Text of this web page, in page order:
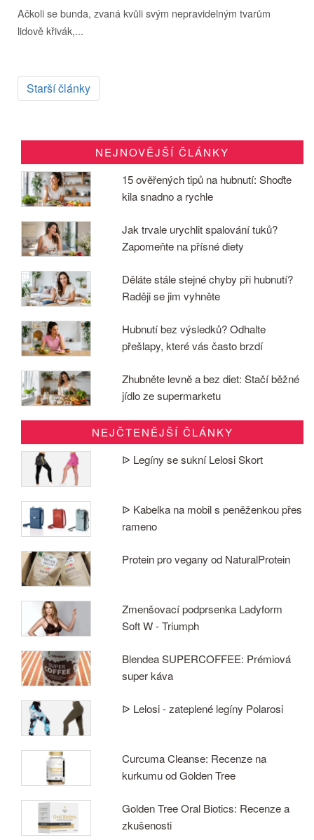
Ačkoli se bunda, zvaná kvůli svým nepravidelným tvarům
lidově křivák,...
Starší články
NEJNOVĚJŠÍ ČLÁNKY
15 ověřených tipů na hubnutí: Shoďte
kila snadno a rychle
Jak trvale urychlit spalování tuků?
Zapomeňte na přísné diety
Děláte stále stejné chyby při hubnutí?
Raději se jim vyhněte
Hubnutí bez výsledků? Odhalte
přešlapy, které vás často brzdí
Zhubněte levně a bez diet: Stačí běžné
jídlo ze supermarketu
NEJČTENĚJŠÍ ČLÁNKY
ᐉ Legíny se sukní Lelosi Skort
ᐉ Kabelka na mobil s peněženkou přes
rameno
Protein pro vegany od NaturalProtein
Zmenšovací podprsenka Ladyform
Soft W - Triumph
Blendea SUPERCOFFEE: Prémiová
super káva
ᐉ Lelosi - zateplené legíny Polarosi
Curcuma Cleanse: Recenze na
kurkumu od Golden Tree
Golden Tree Oral Biotics: Recenze a
zkušenosti